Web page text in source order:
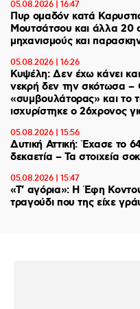
05.08.2026 | 16:47
Πυρ ομαδόν κατά
Μουτσάτσου και άλλα 20
μηχανισμούς και
05.08.2026 | 16:26
Κυψέλη: Δεν έχω κάνει
νεκρή δεν την σκότωσα –
«συμβουλάτορας» και το
ισχυρίστηκε ο 26χρονος
05.08.2026 | 15:56
Δυτική Αττική: Έχασε το
δεκαετία – Τα στοιχεία
05.08.2026 | 15:47
«Τ’ αγόρια»: Η Έφη
τραγούδι που της είχε